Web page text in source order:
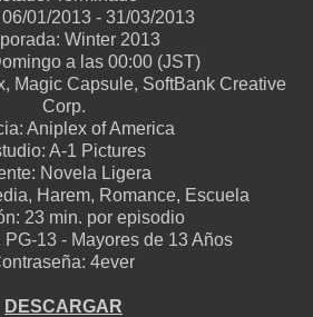
06/01/2013 - 31/03/2013
Winter 2013
a las 00:00 (JST)
Magic Capsule, SoftBank Creative
Corp.
Aniplex of America
A-1 Pictures
Novela Ligera
Harem, Romance, Escuela
23 min. por episodio
PG-13 - Mayores de 13 Años
4ever
D ESCARGAR